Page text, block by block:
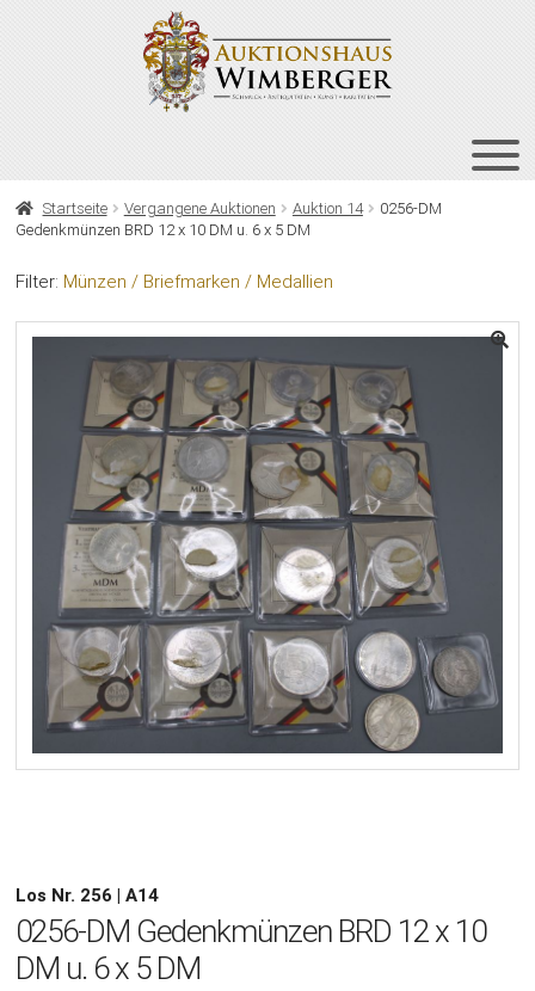
HOME
ÜBER UNS
KONTAKT
NEWSLETTER
Startseite Vergangene Auktionen Auktion 14
0256-DM
Gedenkmünzen BRD 12 x 10 DM u. 6 x 5 DM
Filter: Münzen / Briefmarken / Medallien
Los Nr. 256 | A14
0256-DM Gedenkmünzen BRD 12 x 10
DM u. 6 x 5 DM